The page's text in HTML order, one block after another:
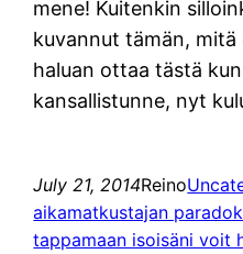
mene! Kuitenkin
kuvannut tämän,
haluan ottaa tästä
kansallistunne, nyt
July 21, 2014Reino
aikamatkustajan
tappamaan isoisäni voit